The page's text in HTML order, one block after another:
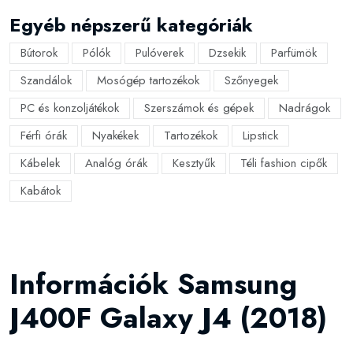
Egyéb népszerű kategóriák
Bútorok Pólók Pulóverek Dzsekik
Parfümök
Szandálok
Mosógép tartozékok
Szőnyegek
PC és konzoljátékok
Szerszámok és gépek
Nadrágok
Férfi órák
Nyakékek Tartozékok
Lipstick
Kábelek
Analóg órák Kesztyűk
Téli fashion cipők
Kabátok
Információk Samsung
J400F Galaxy J4 (2018)